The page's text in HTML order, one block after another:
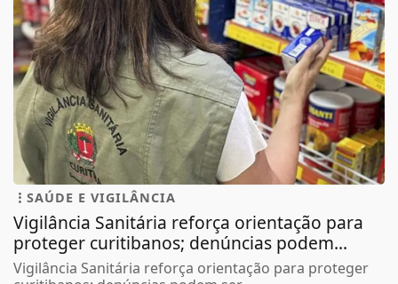
SAÚDE E VIGILÂNCIA
Vigilância Sanitária reforça orientação para
proteger curitibanos; denúncias podem...
Vigilância Sanitária reforça orientação para proteger